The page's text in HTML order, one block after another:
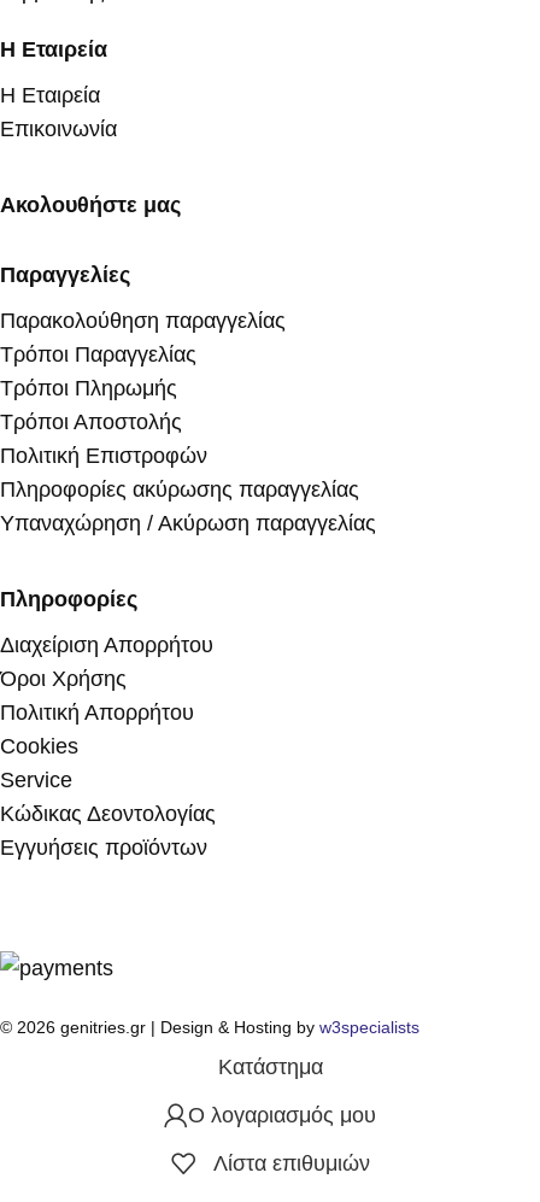
Η Εταιρεία
Η Εταιρεία
Επικοινωνία
Ακολουθήστε μας
Παραγγελίες
Παρακολούθηση παραγγελίας
Τρόποι Παραγγελίας
Τρόποι Πληρωμής
Τρόποι Αποστολής
Πολιτική Επιστροφών
Πληροφορίες ακύρωσης παραγγελίας
Υπαναχώρηση / Ακύρωση παραγγελίας
Πληροφορίες
Διαχείριση Απορρήτου
Όροι Χρήσης
Πολιτική Απορρήτου
Cookies
Service
Κώδικας Δεοντολογίας
Εγγυήσεις προϊόντων
© 2026 genitries.gr | Design & Hosting by w3specialists
Κατάστημα
Ο λογαριασμός μου
Λίστα επιθυμιών